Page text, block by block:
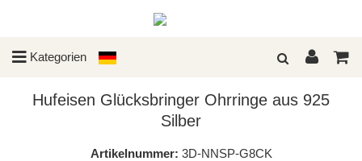
Kategorien
Hufeisen Glücksbringer Ohrringe aus 925
Silber
Artikelnummer: 3D-NNSP-G8CK